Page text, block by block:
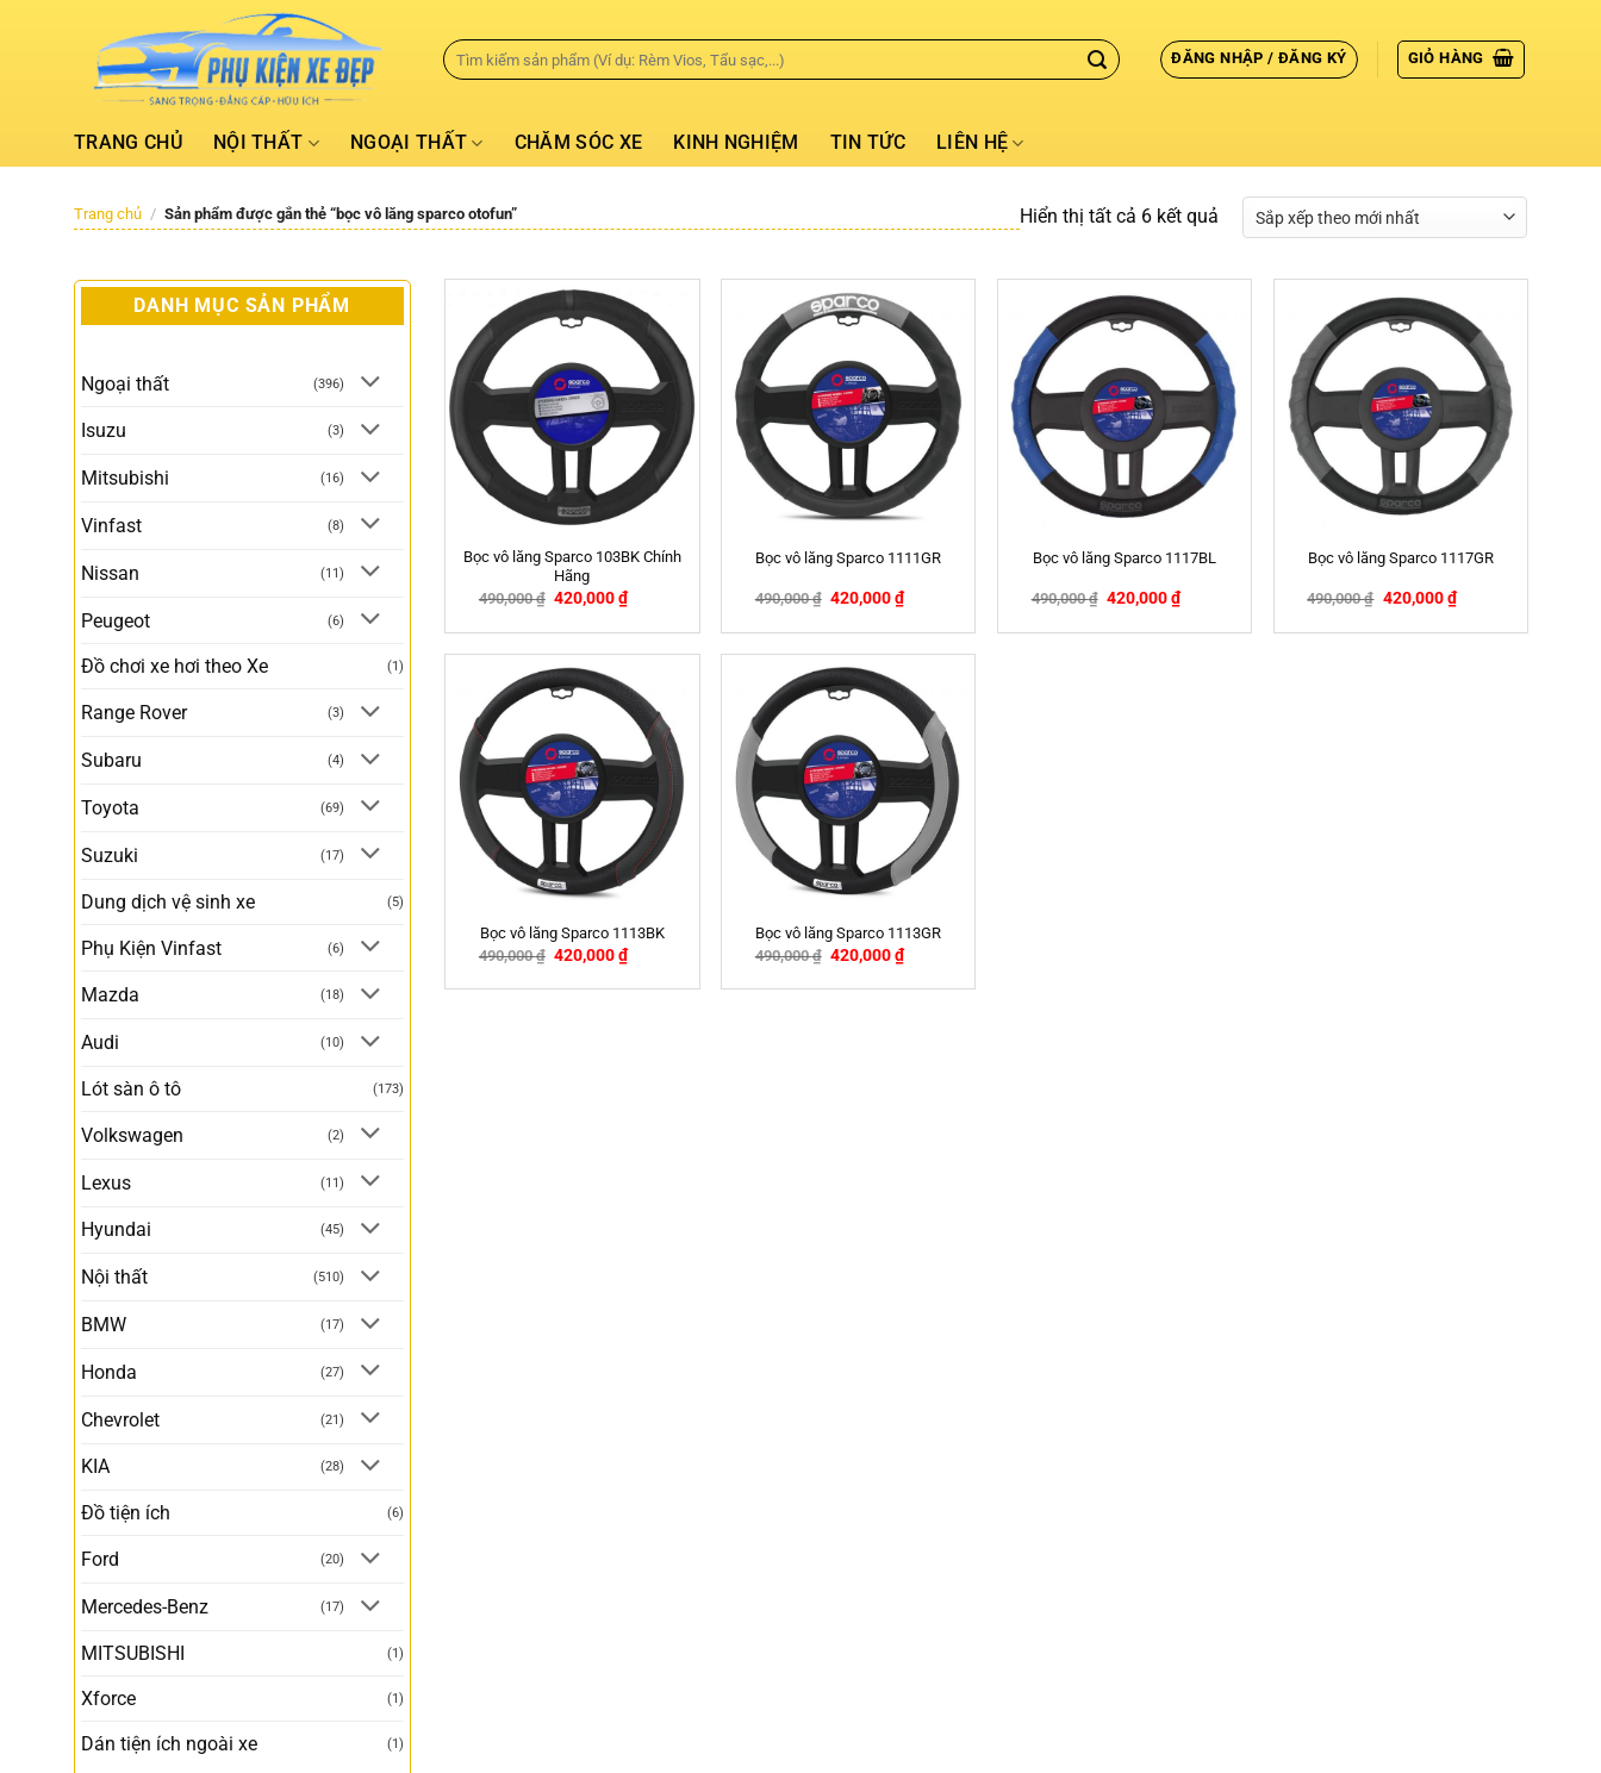
ĐĂNG NHẬP / ĐĂNG KÝ GIỎ HÀNG
TRANG CHỦ NỘI THẤT NGOẠI THẤT CHĂM SÓC XE KINH NGHIỆM TIN TỨC LIÊN HỆ
Trang chủ / Sản phẩm được gắn thẻ “bọc vô lăng sparco otofun” Hiển thị tất cả 6 kết quả
DANH MỤC SẢN PHẨM
Ngoại thất (396)
Isuzu (3)
Mitsubishi (16)
Vinfast (8)
Nissan (11)
Peugeot (6)
Đồ chơi xe hơi theo Xe (1)
Range Rover (3)
Subaru (4)
Toyota (69)
Suzuki (17)
Dung dịch vệ sinh xe (5)
Phụ Kiện Vinfast (6)
Mazda (18)
Audi (10)
Lót sàn ô tô (173)
Volkswagen (2)
Lexus (11)
Hyundai (45)
Nội thất (510)
BMW (17)
Honda (27)
Chevrolet (21)
KIA (28)
Đồ tiện ích (6)
Ford (20)
Mercedes-Benz (17)
MITSUBISHI (1)
Xforce (1)
Dán tiện ích ngoài xe (1)
Bọc vô lăng Sparco 103BK Chính
Hãng
490,000₫ 420,000₫
Bọc vô lăng Sparco 1111GR
490,000₫ 420,000₫
Bọc vô lăng Sparco 1117BL
490,000₫ 420,000₫
Bọc vô lăng Sparco 1117GR
490,000₫ 420,000₫
Bọc vô lăng Sparco 1113BK
490,000₫ 420,000₫
Bọc vô lăng Sparco 1113GR
490,000₫ 420,000₫